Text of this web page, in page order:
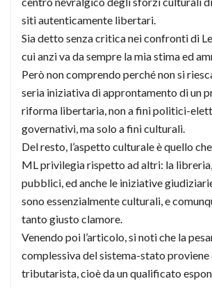
siti autenticamente libertari.
Sia detto senza critica nei confronti di
cui anzi va da sempre la mia stima ed
Però non comprendo perché non si
seria iniziativa di approntamento di un
riforma libertaria, non a fini politici-
governativi, ma solo a fini culturali.
Del resto, l’aspetto culturale è quello
ML privilegia rispetto ad altri: la
pubblici, ed anche le iniziative
sono essenzialmente culturali, e
tanto giusto clamore.
Venendo poi l’articolo, si noti che la
complessiva del sistema-stato proviene
tributarista, cioè da un qualificato